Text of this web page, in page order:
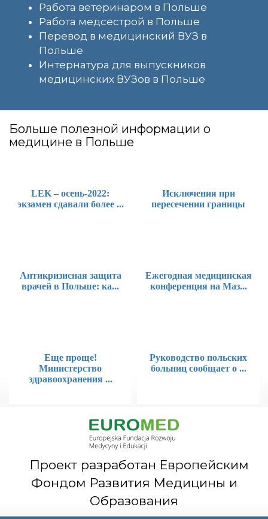
Работа ветеринаром в Польше
Работа медсестрой в Польше
Перевод в медицинский ВУЗ в
Польше
Интернатура для выпускников
медицинских ВУЗов в Польше
Больше полезной информации о
медицине в Польше
LEK – осень-2022:
экзамен сдавали более ...
Исключения при
пересечении границы
Антикризисная защита
врачей в Польше: ка...
Ежегодная медицинская
конференция на Маз...
Еще проще!
Министерство
здравоохранения ...
Руководство польских
больниц сообщает о ...
Проект разработан Европейским
Фондом Развития Медицины и
Образования